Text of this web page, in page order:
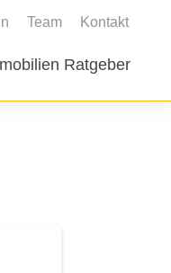
Team Kontakt
Ratgeber